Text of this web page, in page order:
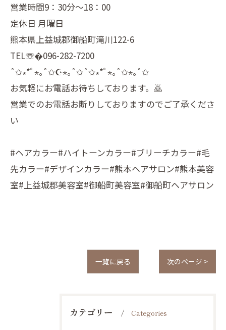
営業時間9：30分～18：00
定休日 月曜日
熊本県上益城郡御船町滝川122-6
TEL☏�096-282-7200
˚✩∗*ﾟ⋆｡˚✩☪︎⋆｡˚✩˚✩∗*ﾟ⋆｡˚✩⋆｡˚✩
お気軽にお電話お待ちしております。🙇
営業でのお電話お断りしておりますのでご了承くださ
い
#ヘアカラー#ハイトーンカラー#ブリーチカラー#毛
先カラー#デザインカラー#熊本ヘアサロン#熊本美容
室#上益城郡美容室#御船町美容室#御船町ヘアサロン
一覧に戻る 次のページ >
カテゴリー Categories